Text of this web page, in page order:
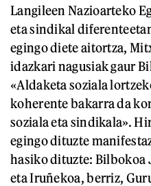
Langileen Nazioarteko
eta sindikal
egingo diete aitortza,
idazkari nagusiak gaur
«Aldaketa soziala
koherente bakarra da
soziala eta sindikala».
egingo dituzte
hasiko dituzte: Bilbokoa
eta Iruñekoa, berriz,